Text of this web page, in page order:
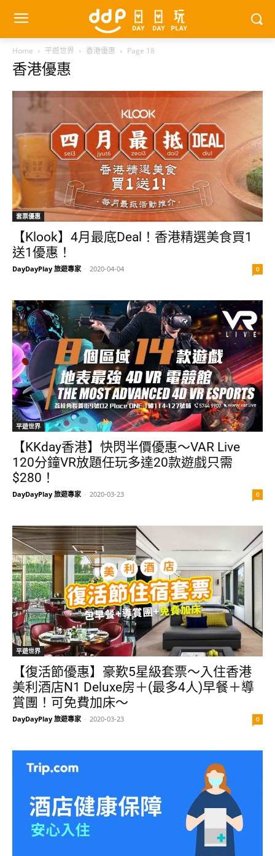
Home 平遊世界 香港優惠 Page 18
香港優惠
套票優惠
【Klook】4月最底Deal！香港精選美食買1
送1優惠！
DayDayPlay 旅遊專家 - 2020-04-04 0
平遊世界
【KKday香港】快閃半價優惠～VAR Live
120分鐘VR放題任玩多達20款遊戲只需
$280！
DayDayPlay 旅遊專家 - 2020-03-23 0
平遊世界
【復活節優惠】豪歎5星級套票～入住香港
美利酒店N1 Deluxe房＋(最多4人)早餐＋導
賞團！可免費加床～
DayDayPlay 旅遊專家 - 2020-03-23 0